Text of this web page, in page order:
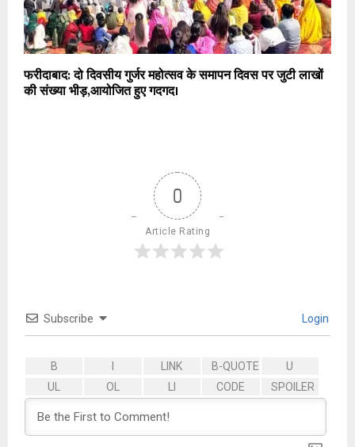
फरीदाबाद: दो दिवसीय गुर्जर महोत्सव के समापन दिवस पर जुटी लाखों
की संख्या भीड़,आयोजित हुए गदगद।
0
Article Rating
Subscribe Login